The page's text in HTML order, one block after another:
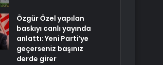
Özgür Özel yapılan
baskıyı canlı yayında
anlattı: Yeni Parti’ye
geçerseniz başınız
derde girer